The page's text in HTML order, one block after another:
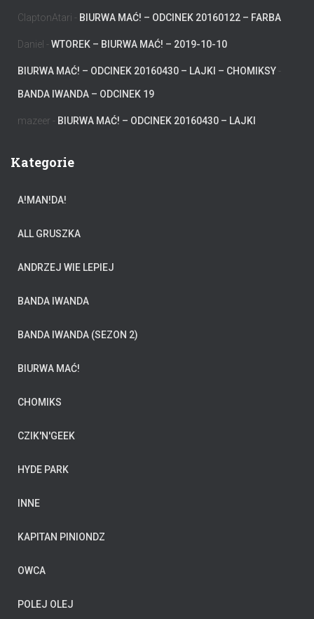
ClaptonAtari - BIURWA MAĆ! – ODCINEK 20160122 – FARBA
Daniel - WTOREK – BIURWA MAĆ! – 2019-10-10
BIURWA MAĆ! – ODCINEK 20160430 – LAJKI – CHOMIKSY -
BANDA IWANDA – ODCINEK 19
mazeer - BIURWA MAĆ! – ODCINEK 20160430 – LAJKI
Kategorie
A!MAN!DA!
ALL GRUSZKA
ANDRZEJ WIE LEPIEJ
BANDA IWANDA
BANDA IWANDA (SEZON 2)
BIURWA MAĆ!
CHOMIKS
CZIK'N'GEEK
HYDE PARK
INNE
KAPITAN PINIONDZ
OWCA
POLEJ OLEJ